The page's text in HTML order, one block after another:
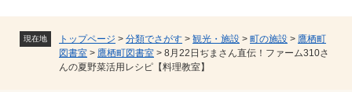
現在地 トップページ > 分類でさがす > 観光・施設 > 町の施設 > 鷹栖町
図書室 > 鷹栖町図書室 > 8月22日ぢまさん直伝！ファーム310さ
んの夏野菜活用レシピ【料理教室】